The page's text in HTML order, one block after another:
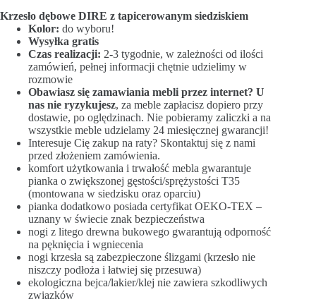
Krzesło dębowe DIRE z tapicerowanym siedziskiem
Kolor: do wyboru!
Wysyłka gratis
Czas realizacji: 2-3 tygodnie, w zależności od ilości
zamówień, pełnej informacji chętnie udzielimy w
rozmowie
Obawiasz się zamawiania mebli przez internet? U
nas nie ryzykujesz, za meble zapłacisz dopiero przy
dostawie, po oględzinach. Nie pobieramy zaliczki a na
wszystkie meble udzielamy 24 miesięcznej gwarancji!
Interesuje Cię zakup na raty? Skontaktuj się z nami
przed złożeniem zamówienia.
komfort użytkowania i trwałość mebla gwarantuje
pianka o zwiększonej gęstości/sprężystości T35
(montowana w siedzisku oraz oparciu)
pianka dodatkowo posiada certyfikat OEKO-TEX –
uznany w świecie znak bezpieczeństwa
nogi z litego drewna bukowego gwarantują odporność
na pęknięcia i wgniecenia
nogi krzesła są zabezpieczone ślizgami (krzesło nie
niszczy podłoża i łatwiej się przesuwa)
ekologiczna bejca/lakier/klej nie zawiera szkodliwych
związków